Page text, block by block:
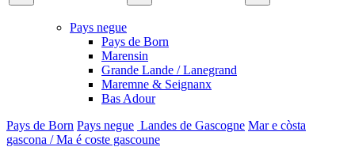
Pays negue
Pays de Born
Marensin
Grande Lande / Lanegrand
Maremne & Seignanx
Bas Adour
Pays de Born Pays negue Landes de Gascogne Mar e còsta
gascona / Ma é coste gascoune